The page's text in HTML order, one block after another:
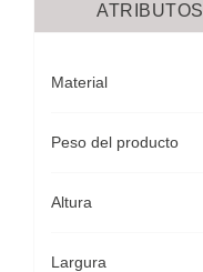
ATRIBUTOS
Material
Peso del producto
Altura
Largura